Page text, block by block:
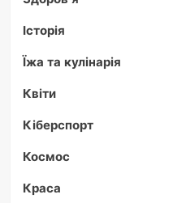
Історія
Їжа та кулінарія
Квіти
Кіберспорт
Космос
Краса